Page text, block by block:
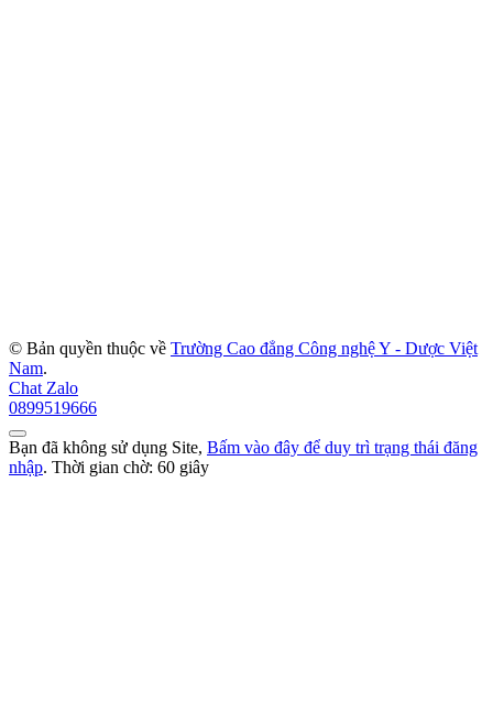
© Bản quyền thuộc về Trường Cao đẳng Công nghệ Y - Dược Việt
Nam.
Chat Zalo
0899519666
Bạn đã không sử dụng Site, Bấm vào đây để duy trì trạng thái đăng
nhập. Thời gian chờ: 60 giây